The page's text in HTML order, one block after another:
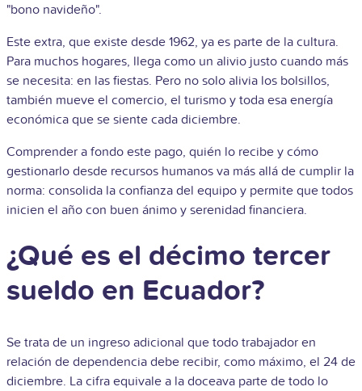
"bono navideño".
Este extra, que existe desde 1962, ya es parte de la cultura.
Para muchos hogares, llega como un alivio justo cuando más
se necesita: en las fiestas. Pero no solo alivia los bolsillos,
también mueve el comercio, el turismo y toda esa energía
económica que se siente cada diciembre.
Comprender a fondo este pago, quién lo recibe y cómo
gestionarlo desde recursos humanos va más allá de cumplir la
norma: consolida la confianza del equipo y permite que todos
inicien el año con buen ánimo y serenidad financiera.
¿Qué es el décimo tercer
sueldo en Ecuador?
Se trata de un ingreso adicional que todo trabajador en
relación de dependencia debe recibir, como máximo, el 24 de
diciembre. La cifra equivale a la doceava parte de todo lo